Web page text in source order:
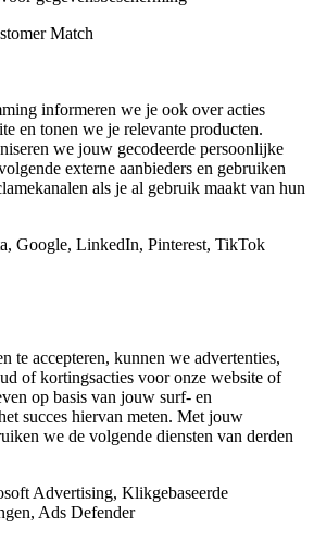
Match
informeren we je ook over acties
en tonen we je relevante producten.
we jouw gecodeerde persoonlijke
externe aanbieders en gebruiken
als je al gebruik maakt van hun
Google, LinkedIn, Pinterest, TikTok
te accepteren, kunnen we advertenties,
of kortingsacties voor onze website of
op basis van jouw surf- en
succes hiervan meten. Met jouw
we de volgende diensten van derden
Advertising, Klikgebaseerde
Ads Defender